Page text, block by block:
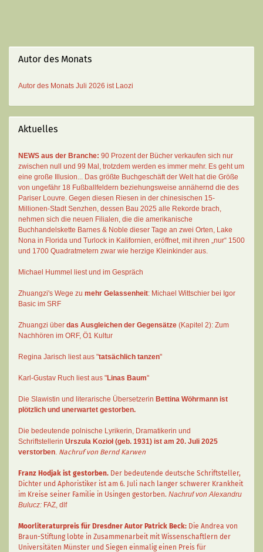
Autor des Monats
Autor des Monats Juli 2026 ist Laozi
Aktuelles
NEWS aus der Branche: 90 Prozent der Bücher verkaufen sich nur
zwischen null und 99 Mal , trotzdem werden es immer mehr. Es geht um
eine große Illusion... Das größte Buchgeschäft der Welt hat die Größe
von ungefähr 18 Fußballfeldern beziehungsweise annähernd die des
Pariser Louvre. Gegen diesen Riesen in der chinesischen 15-
Millionen-Stadt Senzhen, dessen Bau 2025 alle Rekorde brach,
nehmen sich die neuen Filialen, die die amerikanische
Buchhandelskette Barnes & Noble dieser Tage an zwei Orten, Lake
Nona in Florida und Turlock in Kalifornien, eröffnet, mit ihren „nur“ 1500
und 1700 Quadratmetern zwar wie herzige Kleinkinder aus.
Michael Hummel liest und im Gespräch
Zhuangzi's Wege zu mehr Gelassenheit: Michael Wittschier bei Igor
Basic im SRF
Zhuangzi über das Ausgleichen der Gegensätze (Kapitel 2): Zum
Nachhören im ORF, Ö1 Kultur
Regina Jarisch liest aus "tatsächlich tanzen"
Karl-Gustav Ruch liest aus "Linas Baum"
Die Slawistin und literarische Übersetzerin Bettina Wöhrmann ist
plötzlich und unerwartet gestorben.
Die bedeutende polnische Lyrikerin, Dramatikerin und
Schriftstellerin Urszula Kozioł (geb. 1931) ist am 20. Juli 2025
verstorben. Nachruf von Bernd Karwen
Franz Hodjak ist gestorben. Der bedeutende deutsche Schriftsteller,
Dichter und Aphoristiker ist am 6. Juli nach langer schwerer Krankheit
im Kreise seiner Familie in Usingen gestorben. Nachruf von Alexandru
Bulucz: FAZ, dlf
Moorliteraturpreis für Dresdner Autor Patrick Beck: Die Andrea von
Braun-Stiftung lobte in Zusammenarbeit mit Wissenschaftlern der
Universitäten Münster und Siegen einmalig einen Preis für